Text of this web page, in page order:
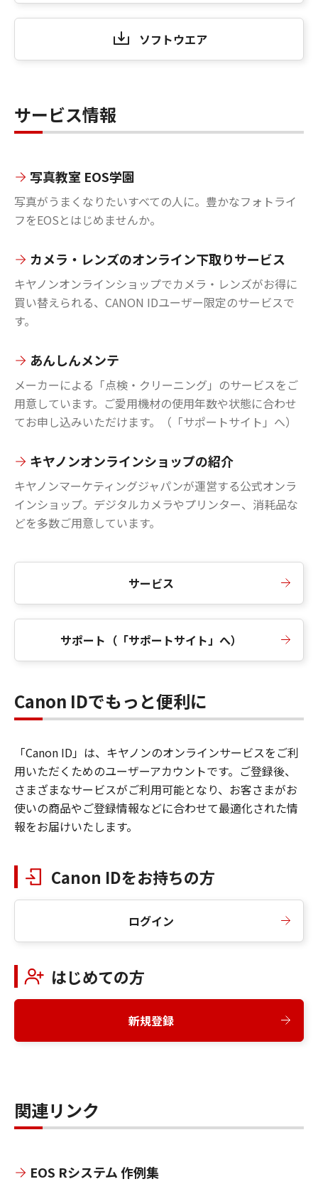
ソフトウエア
サービス情報
写真教室 EOS学園
写真がうまくなりたいすべての人に。豊かなフォトライ
フをEOSとはじめませんか。
カメラ・レンズのオンライン下取りサービス
キヤノンオンラインショップでカメラ・レンズがお得に
買い替えられる、CANON IDユーザー限定のサービスで
す。
あんしんメンテ
メーカーによる「点検・クリーニング」のサービスをご
用意しています。ご愛用機材の使用年数や状態に合わせ
てお申し込みいただけます。（「サポートサイト」へ）
キヤノンオンラインショップの紹介
キヤノンマーケティングジャパンが運営する公式オンラ
インショップ。デジタルカメラやプリンター、消耗品な
どを多数ご用意しています。
サービス
サポート（「サポートサイト」へ）
Canon IDでもっと便利に
「Canon ID」は、キヤノンのオンラインサービスをご利
用いただくためのユーザーアカウントです。ご登録後、
さまざまなサービスがご利用可能となり、お客さまがお
使いの商品やご登録情報などに合わせて最適化された情
報をお届けいたします。
Canon IDをお持ちの方
ログイン
はじめての方
新規登録
関連リンク
EOS Rシステム 作例集